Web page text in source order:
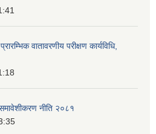
वातावरणीय परीक्षण कार्यविधि,
नीति २०८१